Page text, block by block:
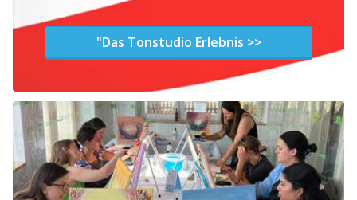
"Das Tonstudio Erlebnis >>